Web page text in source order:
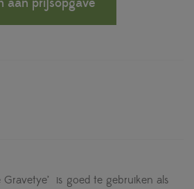
Gravetye’ is goed te gebruiken als